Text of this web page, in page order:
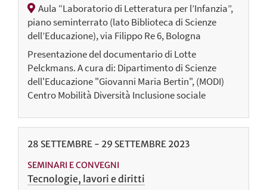
Aula “Laboratorio di Letteratura per l’Infanzia”,
piano seminterrato (lato Biblioteca di Scienze
dell’Educazione), via Filippo Re 6, Bologna
Presentazione del documentario di Lotte
Pelckmans. A cura di: Dipartimento di Scienze
dell'Educazione "Giovanni Maria Bertin", (MODI)
Centro Mobilità Diversità Inclusione sociale
28 SETTEMBRE - 29 SETTEMBRE 2023
SEMINARI E CONVEGNI
Tecnologie, lavori e diritti